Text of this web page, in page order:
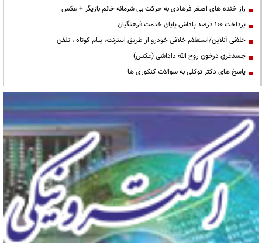
راز خنده های اصغر فرهادی به حرکت بی شرمانه خانم بازیگر + عکس
پرداخت ۱۰۰ درصد پاداش پایان خدمت فرهنگیان
خلافی آنلاین/استعلام خلافی خودرو از طریق اینترنت، پیام کوتاه ، تلفن
جسدغرق درخون روح الله داداشی (عکس)
پاسخ های دکتر توکلی به سوالات کنکوری ها